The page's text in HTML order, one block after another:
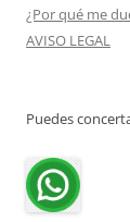
¿Por qué me
AVISO LEGAL
Puedes